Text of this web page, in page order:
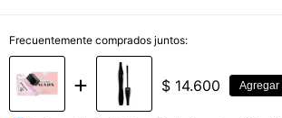
Frecuentemente comprados juntos:
$ 14.600 Agregar